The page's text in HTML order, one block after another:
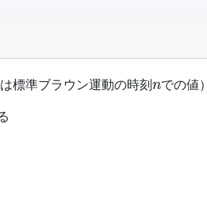
は標準ブラウン運動の時刻 での値